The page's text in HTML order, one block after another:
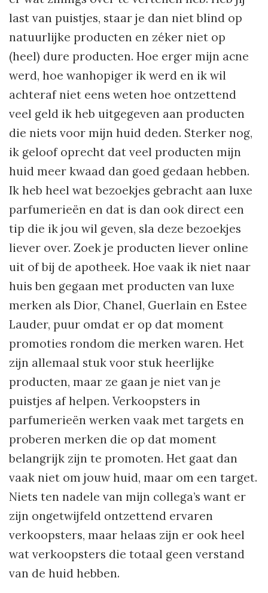
last van puistjes, staar je dan niet blind op
natuurlijke producten en zéker niet op
(heel) dure producten. Hoe erger mijn acne
werd, hoe wanhopiger ik werd en ik wil
achteraf niet eens weten hoe ontzettend
veel geld ik heb uitgegeven aan producten
die niets voor mijn huid deden. Sterker nog,
ik geloof oprecht dat veel producten mijn
huid meer kwaad dan goed gedaan hebben.
Ik heb heel wat bezoekjes gebracht aan luxe
parfumerieën en dat is dan ook direct een
tip die ik jou wil geven, sla deze bezoekjes
liever over. Zoek je producten liever online
uit of bij de apotheek. Hoe vaak ik niet naar
huis ben gegaan met producten van luxe
merken als Dior, Chanel, Guerlain en Estee
Lauder, puur omdat er op dat moment
promoties rondom die merken waren. Het
zijn allemaal stuk voor stuk heerlijke
producten, maar ze gaan je niet van je
puistjes af helpen. Verkoopsters in
parfumerieën werken vaak met targets en
proberen merken die op dat moment
belangrijk zijn te promoten. Het gaat dan
vaak niet om jouw huid, maar om een target.
Niets ten nadele van mijn collega’s want er
zijn ongetwijfeld ontzettend ervaren
verkoopsters, maar helaas zijn er ook heel
wat verkoopsters die totaal geen verstand
van de huid hebben.